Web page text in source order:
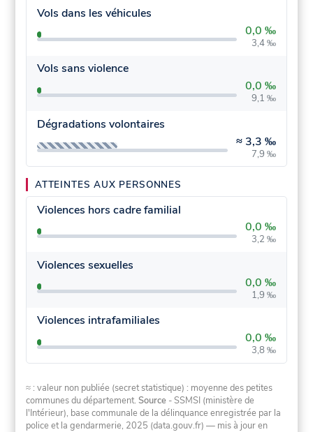
Vols dans les véhicules
0,0 ‰
3,4 ‰
Vols sans violence
0,0 ‰
9,1 ‰
Dégradations volontaires
≈ 3,3 ‰
7,9 ‰
ATTEINTES AUX PERSONNES
Violences hors cadre familial
0,0 ‰
3,2 ‰
Violences sexuelles
0,0 ‰
1,9 ‰
Violences intrafamiliales
0,0 ‰
3,8 ‰
≈ : valeur non publiée (secret statistique) : moyenne des petites
communes du département.Source - SSMSI (ministère de
l'Intérieur), base communale de la délinquance enregistrée par la
police et la gendarmerie, 2025 (data.gouv.fr) — mis à jour en